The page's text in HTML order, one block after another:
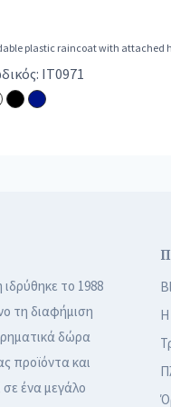
plastic raincoat with attached
IT0971
ιδρύθηκε το 1988
τη διαφήμιση
δώρα
προϊόντα και
ένα μεγάλο
Η